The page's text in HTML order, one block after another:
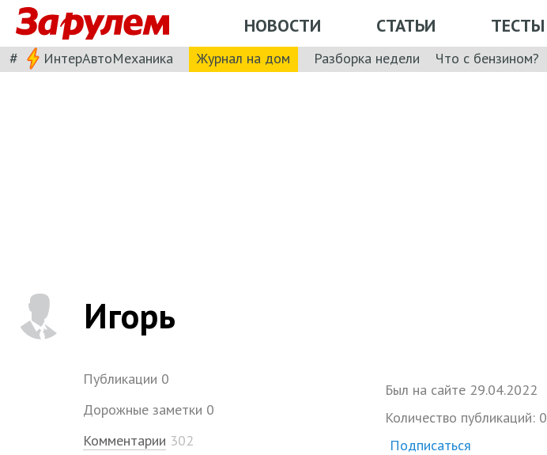
НОВОСТИ СТАТЬИ ТЕСТЫ
# ИнтерАвтоМеханика Журнал на дом Разборка недели Что с бензином?
Игорь
Публикации 0
Дорожные заметки 0
Комментарии 302
Был на сайте 29.04.2022
Количество публикаций: 0
Подписаться